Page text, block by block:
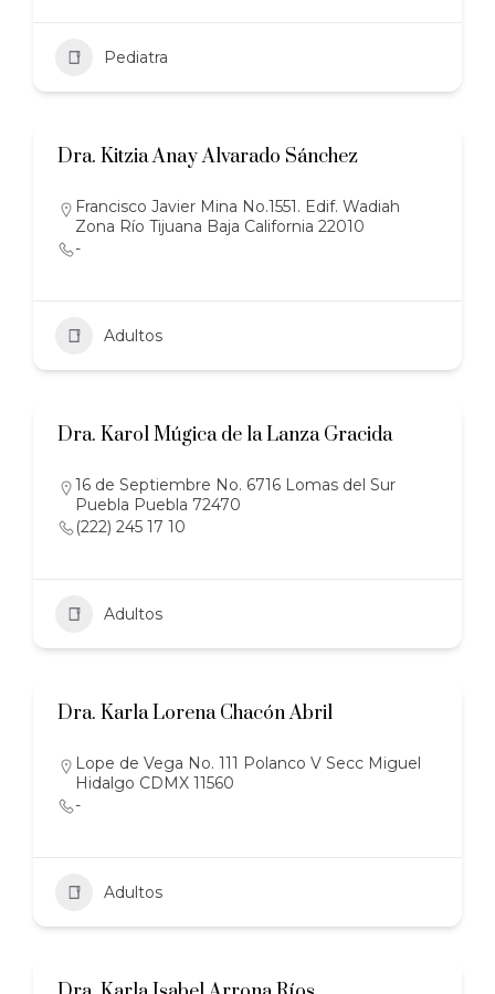
Pediatra
Dra. Kitzia Anay Alvarado Sánchez
Francisco Javier Mina No.1551. Edif. Wadiah
Zona Río Tijuana Baja California 22010
-
Adultos
Dra. Karol Múgica de la Lanza Gracida
16 de Septiembre No. 6716 Lomas del Sur
Puebla Puebla 72470
(222) 245 17 10
Adultos
Dra. Karla Lorena Chacón Abril
Lope de Vega No. 111 Polanco V Secc Miguel
Hidalgo CDMX 11560
-
Adultos